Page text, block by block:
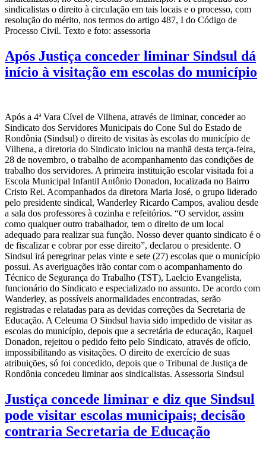
sindicalistas o direito à circulação em tais locais e o processo, com
resolução do mérito, nos termos do artigo 487, I do Código de
Processo Civil. Texto e foto: assessoria
Após Justiça conceder liminar Sindsul dá
início à visitação em escolas do município
Após a 4ª Vara Cível de Vilhena, através de liminar, conceder ao
Sindicato dos Servidores Municipais do Cone Sul do Estado de
Rondônia (Sindsul) o direito de visitas às escolas do município de
Vilhena, a diretoria do Sindicato iniciou na manhã desta terça-feira,
28 de novembro, o trabalho de acompanhamento das condições de
trabalho dos servidores. A primeira instituição escolar visitada foi a
Escola Municipal Infantil Antônio Donadon, localizada no Bairro
Cristo Rei. Acompanhados da diretora Maria José, o grupo liderado
pelo presidente sindical, Wanderley Ricardo Campos, avaliou desde
a sala dos professores à cozinha e refeitórios. “O servidor, assim
como qualquer outro trabalhador, tem o direito de um local
adequado para realizar sua função. Nosso dever quanto sindicato é o
de fiscalizar e cobrar por esse direito”, declarou o presidente. O
Sindsul irá peregrinar pelas vinte e sete (27) escolas que o município
possui. As averiguações irão contar com o acompanhamento do
Técnico de Segurança do Trabalho (TST), Laelcio Evangelista,
funcionário do Sindicato e especializado no assunto. De acordo com
Wanderley, as possíveis anormalidades encontradas, serão
registradas e relatadas para as devidas correções da Secretaria de
Educação. A Celeuma O Sindsul havia sido impedido de visitar as
escolas do município, depois que a secretária de educação, Raquel
Donadon, rejeitou o pedido feito pelo Sindicato, através de ofício,
impossibilitando as visitações. O direito de exercício de suas
atribuições, só foi concedido, depois que o Tribunal de Justiça de
Rondônia concedeu liminar aos sindicalistas. Assessoria Sindsul
Justiça concede liminar e diz que Sindsul
pode visitar escolas municipais; decisão
contraria Secretaria de Educação